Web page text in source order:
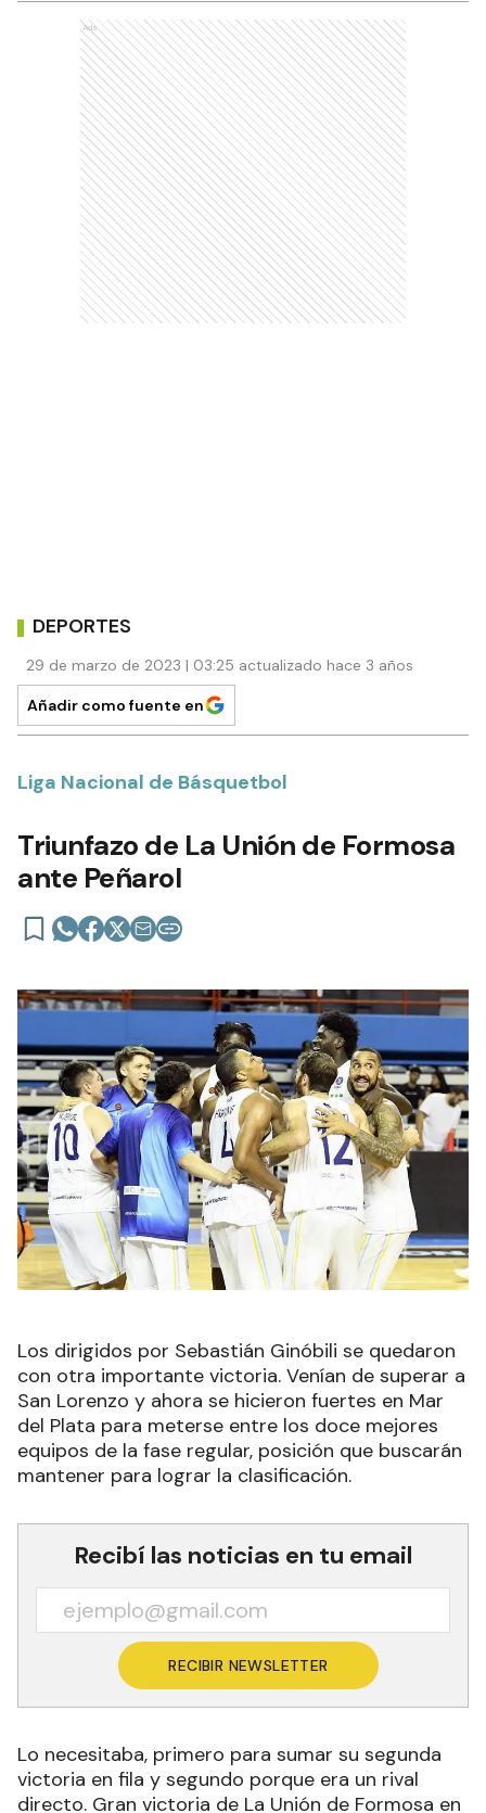
Ads
DEPORTES
29 de marzo de 2023 | 03:25 actualizado hace 3 años
Añadir como fuente en
Liga Nacional de Básquetbol
Triunfazo de La Unión de Formosa
ante Peñarol
Los dirigidos por Sebastián Ginóbili se quedaron
con otra importante victoria. Venían de superar a
San Lorenzo y ahora se hicieron fuertes en Mar
del Plata para meterse entre los doce mejores
equipos de la fase regular, posición que buscarán
mantener para lograr la clasificación.
Recibí las noticias en tu email
RECIBIR NEWSLETTER
Lo necesitaba, primero para sumar su segunda
victoria en fila y segundo porque era un rival
directo. Gran victoria de La Unión de Formosa en